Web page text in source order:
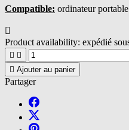
Compatible: ordinateur

Product availability: expédié
 
 Ajouter au panier
Partager